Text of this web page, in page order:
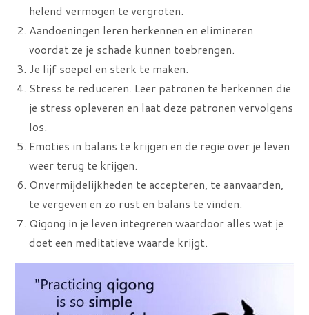
helend vermogen te vergroten.
Aandoeningen leren herkennen en elimineren
voordat ze je schade kunnen toebrengen.
Je lijf soepel en sterk te maken.
Stress te reduceren. Leer patronen te herkennen die
je stress opleveren en laat deze patronen vervolgens
los.
Emoties in balans te krijgen en de regie over je leven
weer terug te krijgen.
Onvermijdelijkheden te accepteren, te aanvaarden,
te vergeven en zo rust en balans te vinden.
Qigong in je leven integreren waardoor alles wat je
doet een meditatieve waarde krijgt.